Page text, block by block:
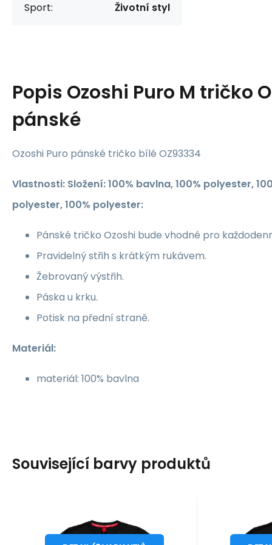
Sport: Životní styl
Popis Ozoshi Puro M tričko
pánské
Ozoshi Puro pánské tričko bílé OZ93334
Vlastnosti: Složení: 100% bavlna, 100% polyester,
polyester, 100% polyester:
Pánské tričko Ozoshi bude vhodné pro
Pravidelný střih s krátkým rukávem.
Žebrovaný výstřih.
Páska u krku.
Potisk na přední straně.
Materiál:
materiál: 100% bavlna
Související barvy produktů
OzoshiOzoshi Puro M
Kód: i476_966739
Kód dod.:OZ93340
od389Kč
10 - 14 dnů
S
L
XL
OzoshiKód
S